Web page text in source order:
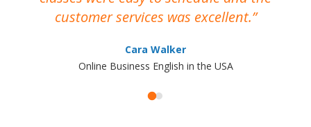
customer services was excellent.
Cara Walker
Online Business English in the USA